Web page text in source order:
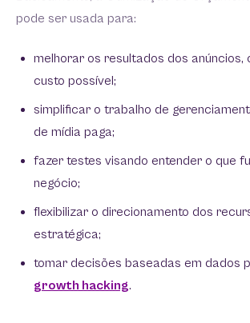
pode ser usada para:
melhorar os resultados dos anúncios,
custo possível;
simplificar o trabalho de
de mídia paga;
fazer testes visando entender o que
negócio;
flexibilizar o direcionamento dos
estratégica;
tomar decisões baseadas em dados
growth hacking.